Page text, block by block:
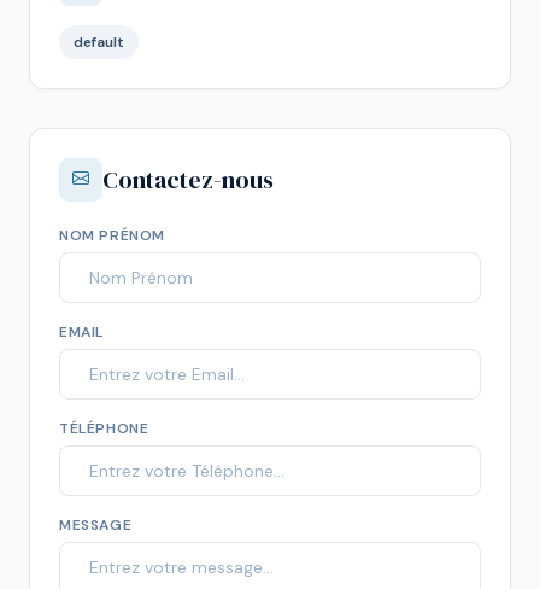
default
Contactez-nous
NOM PRÉNOM
EMAIL
TÉLÉPHONE
MESSAGE